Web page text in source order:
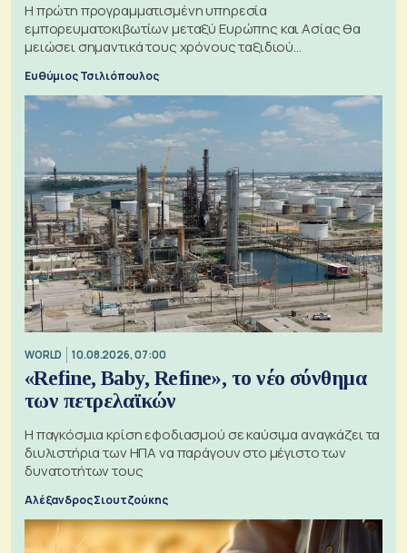
Η πρώτη προγραμματισμένη υπηρεσία
εμπορευματοκιβωτίων μεταξύ Ευρώπης και Ασίας θα
μειώσει σημαντικά τους χρόνους ταξιδιού
χρησιμοποιώντας την Αρκτική ως πλωτή οδό
Ευθύμιος Τσιλιόπουλος
WORLD 10.08.2026, 07:00
«Refine, Baby, Refine», το νέο σύνθημα
των πετρελαϊκών
Η παγκόσμια κρίση εφοδιασμού σε καύσιμα αναγκάζει τα
διυλιστήρια των ΗΠΑ να παράγουν στο μέγιστο των
δυνατοτήτων τους
Αλέξανδρος Σιουτζούκης